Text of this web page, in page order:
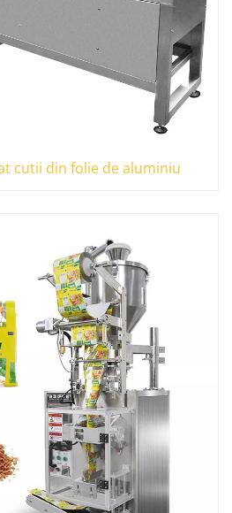
cutii din folie de aluminiu